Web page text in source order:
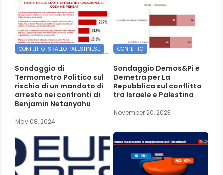
CONFLITTO ISRAELO PALESTINESE
Sondaggio di
Termometro Politico sul
rischio di un mandato di
arresto nei confronti di
Benjamin Netanyahu
May 08, 2024
CONFLITTO
Sondaggio Demos&Pi e
Demetra per La
Repubblica sul conflitto
tra Israele e Palestina
November 20, 2023